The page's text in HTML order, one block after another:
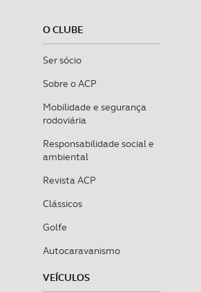
O CLUBE
Ser sócio
Sobre o ACP
Mobilidade e segurança
rodoviária
Responsabilidade social e
ambiental
Revista ACP
Clássicos
Golfe
Autocaravanismo
VEÍCULOS